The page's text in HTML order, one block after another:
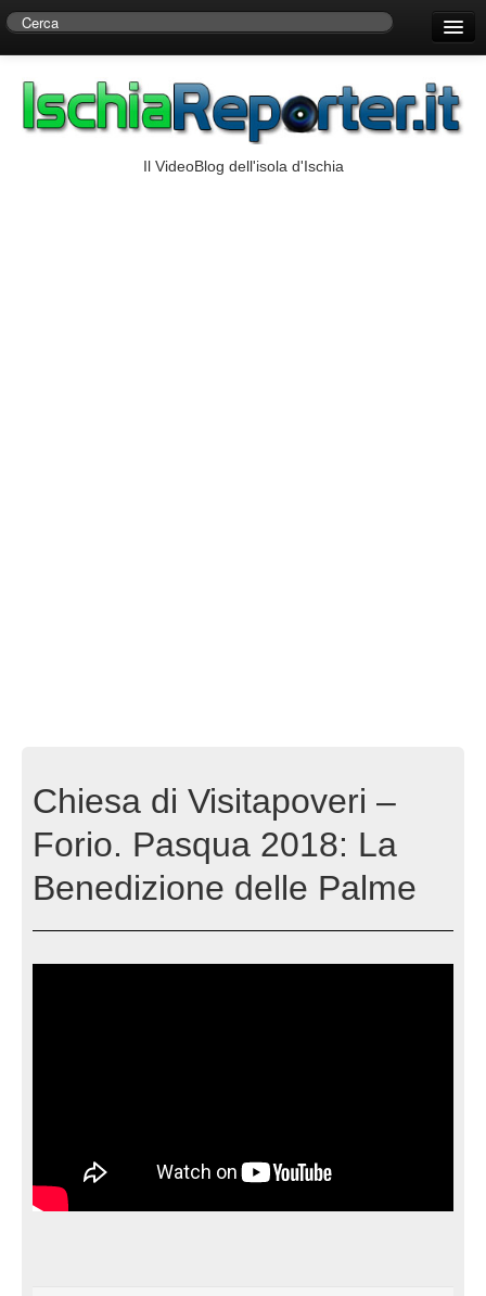
Centro di Ricerche Storiche D’Ambra
Il VideoBlog dell'isola d'Ischia
Chiesa di Visitapoveri –
Forio. Pasqua 2018: La
Benedizione delle Palme